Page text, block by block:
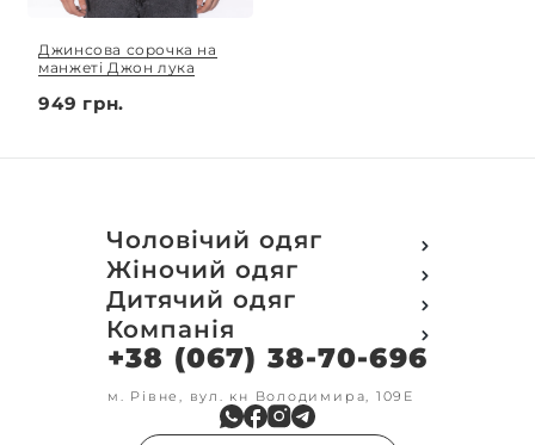
Джинсова сорочка на
манжеті Джон лука
949 грн.
Чоловічий одяг
Футболки
Футболки Polo
Кофти
Світшот
Кенгуру
Кофта з замком
Олімпійки
Флісові кофти
Жіночий одяг
Футболки
Поло
Кофти
Світшот
Олімпійки
Кофта на замку
Дитячий одяг
Футболки
Кофти
Світшоти
Кенгуру
Кенгуру замок
Костюми
Компанія
Про компанію
Доставка та оплата
Друк на замовлення
Обмін та повернення
+38 (067) 38-70-696
м. Рівне, вул. кн Володимира, 109Е